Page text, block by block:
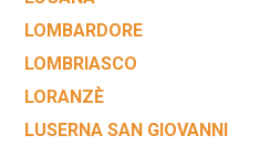
LOMBARDORE
LOMBRIASCO
LORANZÈ
LUSERNA SAN GIOVANNI